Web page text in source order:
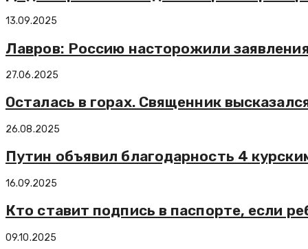
13.09.2025
Лавров: Россию насторожили
27.06.2025
Осталась в горах. Священник
26.08.2025
Путин объявил благодарность 4
16.09.2025
Кто ставит подпись в паспорте, если
09.10.2025